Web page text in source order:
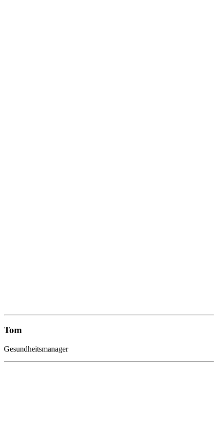
Tom
Gesundheitsmanager